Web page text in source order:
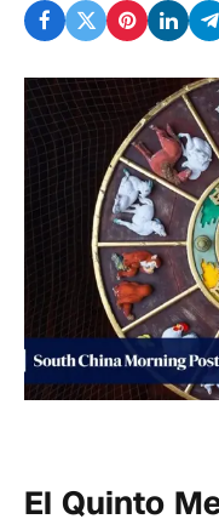
El Quinto